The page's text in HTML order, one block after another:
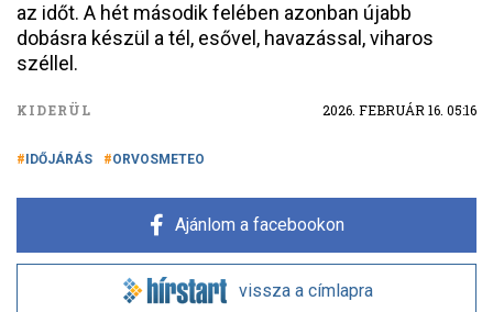
az időt. A hét második felében azonban újabb
dobásra készül a tél, esővel, havazással, viharos
széllel.
KIDERÜL 2026. FEBRUÁR 16. 05:16
IDŐJÁRÁS ORVOSMETEO
Ajánlom a facebookon
vissza a címlapra